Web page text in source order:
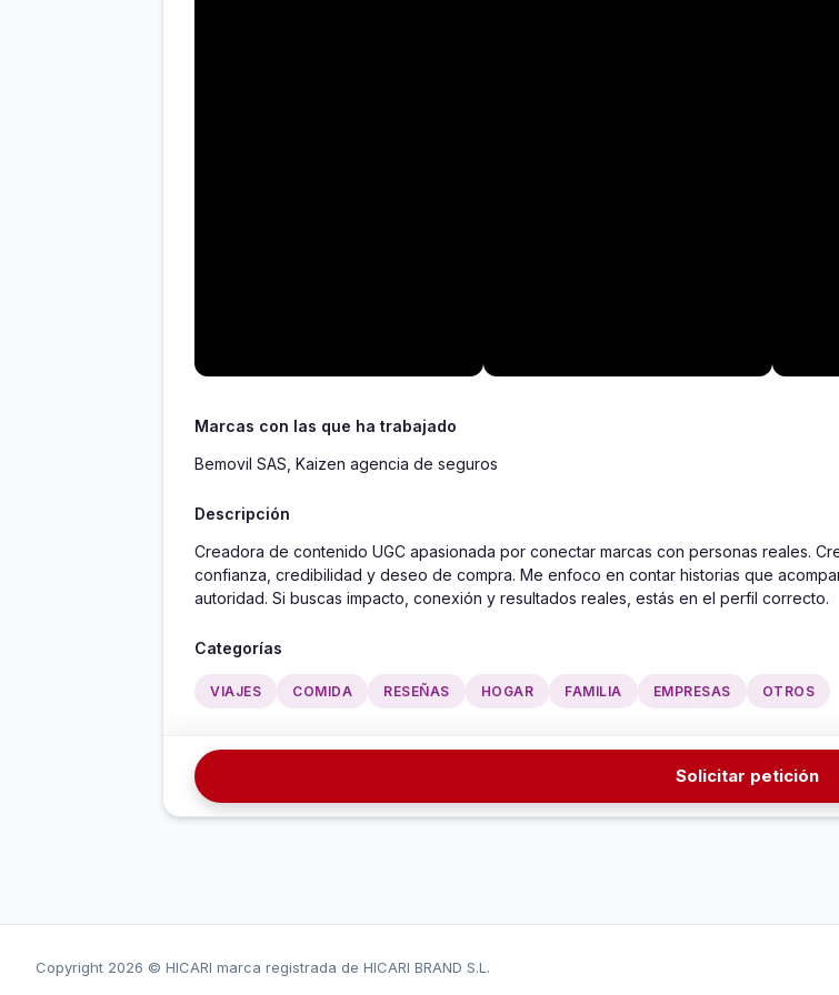
Marcas con las que ha trabajado
Bemovil SAS, Kaizen agencia de seguros
Descripción
Creadora de contenido UGC apasionada por conectar marcas con personas reales.
confianza, credibilidad y deseo de compra. Me enfoco en contar historias que
autoridad. Si buscas impacto, conexión y resultados reales, estás en el perfil correcto.
Categorías
VIAJES COMIDA RESEÑAS HOGAR FAMILIA EMPRESAS OTROS
Solicitar petición
Copyright 2026 © HICARI marca registrada de HICARI BRAND S.L.